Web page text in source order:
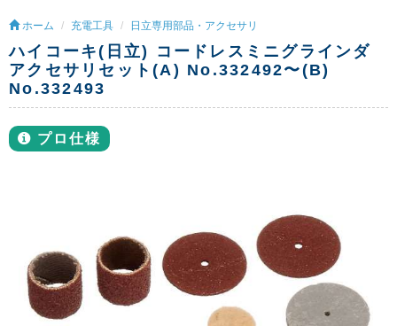
ホーム 充電工具 日立専用部品・アクセサリ
ハイコーキ(日立) コードレスミニグラインダ
アクセサリセット(A) No.332492〜(B)
No.332493
プロ仕様